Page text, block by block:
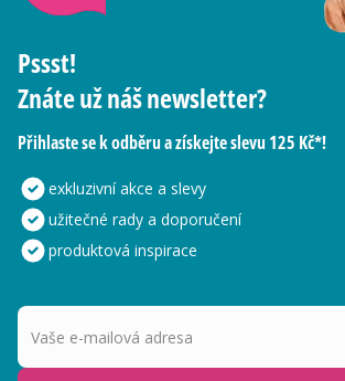
Pssst!
Znáte už náš newsletter?
Přihlaste se k odběru a získejte slevu 125 Kč*!
exkluzivní akce a slevy
užitečné rady a doporučení
produktová inspirace
Vaše e-mailová adresa